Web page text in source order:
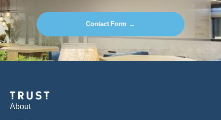
Contact Form →
About